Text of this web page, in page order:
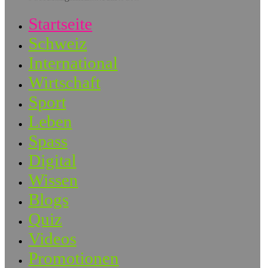
Startseite
Schweiz
International
Wirtschaft
Sport
Leben
Spass
Digital
Wissen
Blogs
Quiz
Videos
Promotionen